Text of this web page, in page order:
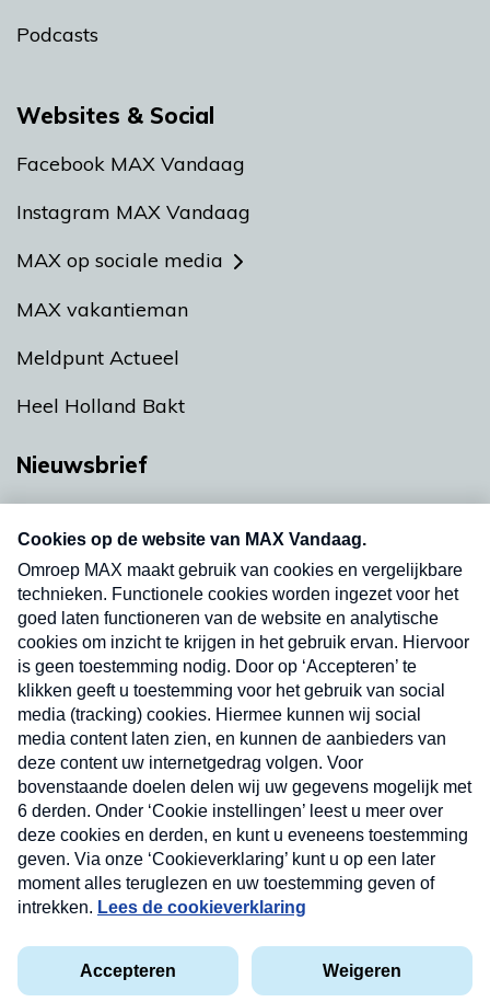
Podcasts
Websites & Social
Facebook MAX Vandaag
Instagram MAX Vandaag
MAX op sociale media
MAX vakantieman
Meldpunt Actueel
Heel Holland Bakt
Nieuwsbrief
nieuwsbrief. Elke vrijdag- en dinsdagochtend in
uw mailbox.
Verzend
Privacyverklaring
Cookieverklaring
Kwetsbaarheid melden
Nieuwsbrief
Neem hier een gratis abonnement op onze
nieuwsbrief. Elke vrijdag- en dinsdagochtend in uw